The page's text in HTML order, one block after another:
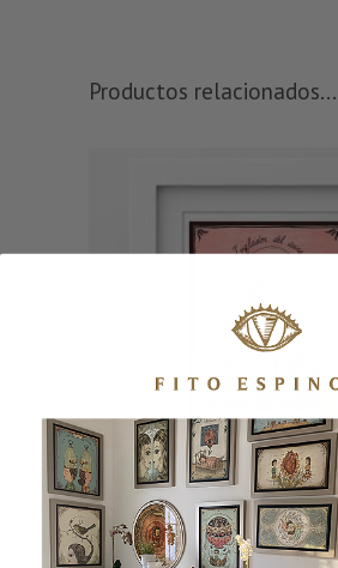
Productos relacionados...
INFLADOR – SALE